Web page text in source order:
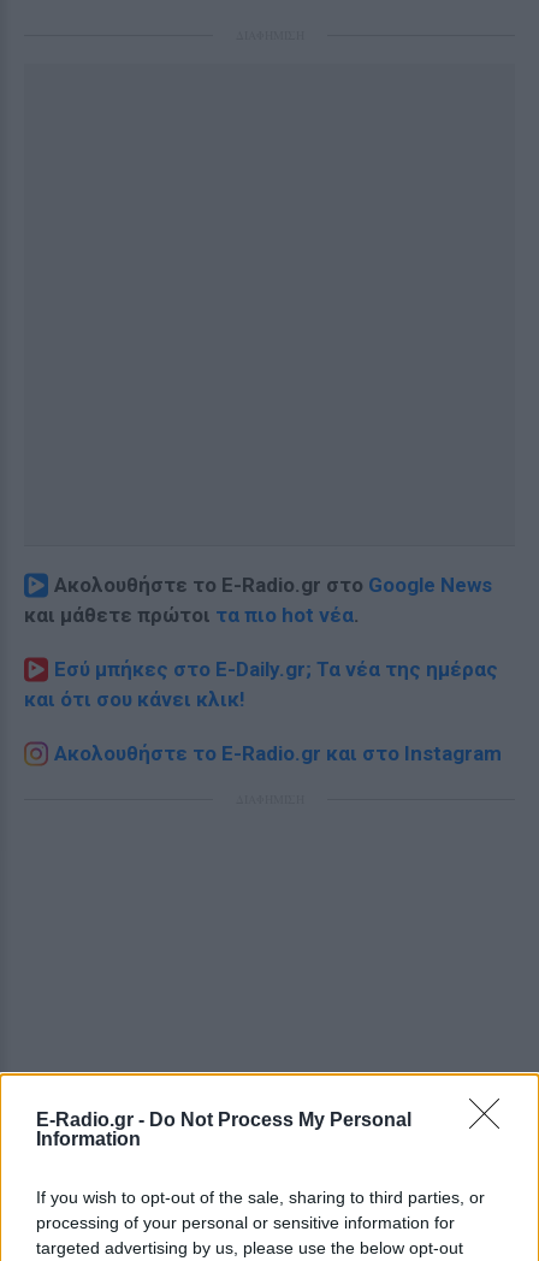
E-Radio.gr - Do Not Process My Personal
Information
If you wish to opt-out of the sale, sharing to third parties, or
processing of your personal or sensitive information for
targeted advertising by us, please use the below opt-out
Ακολουθήστε το E-Radio.gr στο Google News
και μάθετε πρώτοι τα πιο hot νέα.
Εσύ μπήκες στο E-Daily.gr; Τα νέα της ημέρας
και ότι σου κάνει κλικ!
Ακολουθήστε το E-Radio.gr και στο Instagram